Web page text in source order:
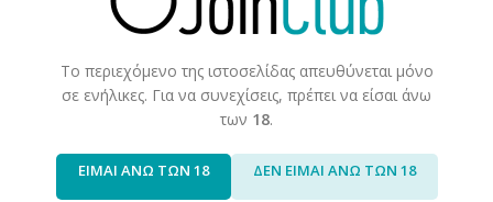
Το περιεχόμενο της ιστοσελίδας απευθύνεται μόνο
σε ενήλικες. Για να συνεχίσεις, πρέπει να είσαι άνω
των 18.
ΕΙΜΑΙ ΑΝΩ ΤΩΝ 18 ΔΕΝ ΕΙΜΑΙ ΑΝΩ ΤΩΝ 18